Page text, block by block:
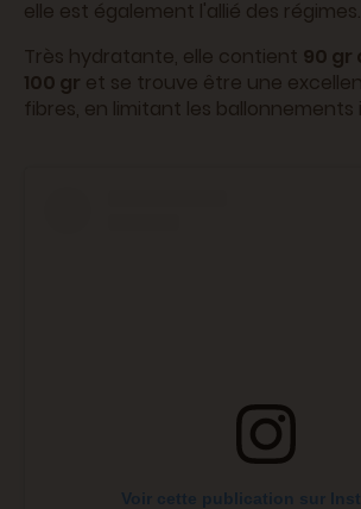
elle est également l'allié des régimes.
Très hydratante, elle contient 90 gr
100 gr et se trouve être une
fibres, en limitant les ballonnements
Voir cette publication sur